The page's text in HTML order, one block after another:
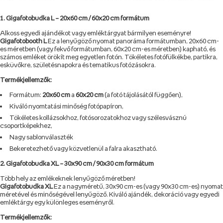
1. Gigafotobudka L – 20x60 cm / 60x20 cm formátum
Alkoss egyedi ajándékot vagy emléktárgyat bármilyen eseményre!
Gigafotobooth L Ez a lenyűgöző nyomat panoráma formátumban, 20x60 cm-
es méretben (vagy fekvő formátumban, 60x20 cm-es méretben) kapható, és
számos emléket örökít meg egyetlen fotón. Tökéletes fotófülkékbe, partikra,
esküvőkre, születésnapokra és tematikus fotózásokra.
Termékjellemzők:
Formátum: 20x60 cm a 60x20 cm(a fotó tájolásától függően),
Kiváló nyomtatási minőség fotópapíron,
Tökéletes kollázsokhoz, fotósorozatokhoz vagy szélesvásznú
csoportképekhez,
Nagy sablonválaszték
Bekeretezhető vagy közvetlenül a falra akasztható.
2. Gigafotobudka XL – 30x90 cm / 90x30 cm formátum
Több hely az emlékeknek lenyűgöző méretben!
Gigafotobudka XL Ez a nagyméretű, 30x90 cm-es (vagy 90x30 cm-es) nyomat
méretével és minőségével lenyűgöző. Kiváló ajándék, dekoráció vagy egyedi
emléktárgy egy különleges eseményről.
Termékjellemzők: